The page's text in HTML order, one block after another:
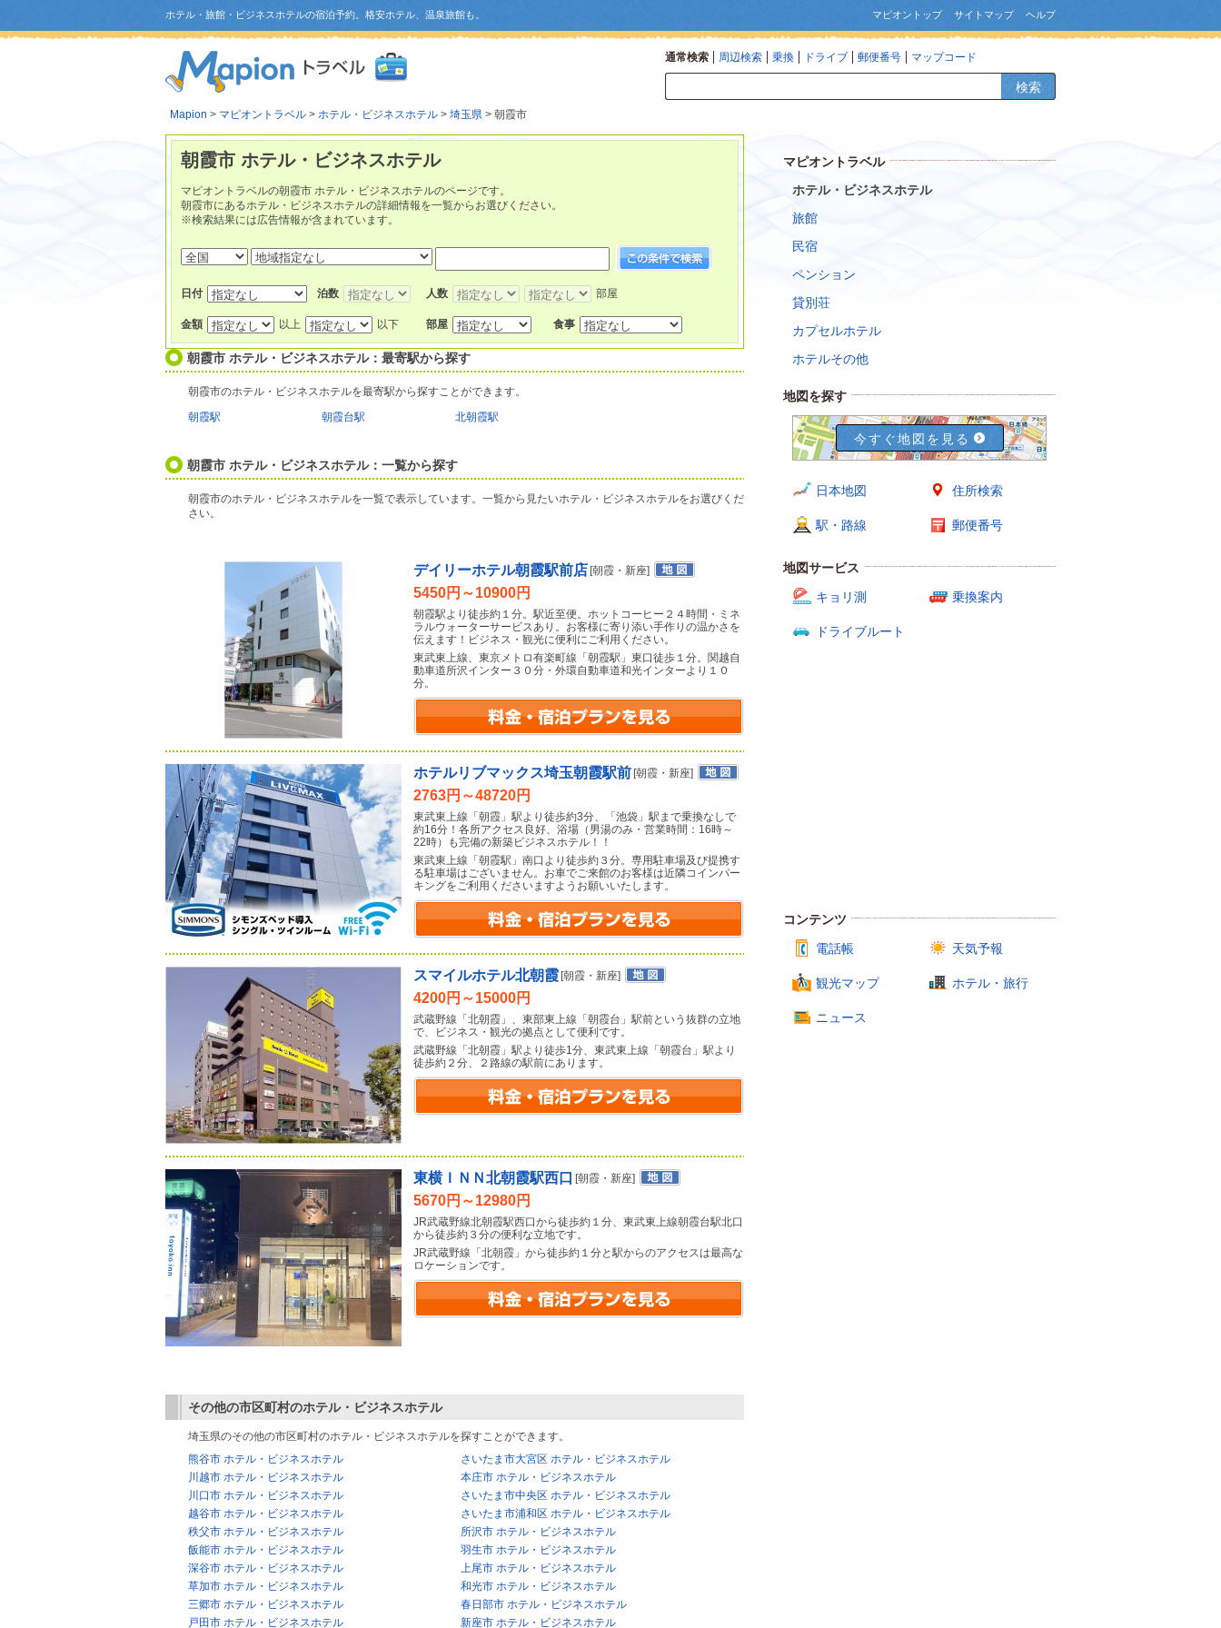
マピオントップ サイトマップ ヘルプ
ホテル・旅館・ビジネスホテルの宿泊予約。格安ホテル、温泉旅館も。
通常検索 周辺検索 乗換 ドライブ 郵便番号 マップコード
検索
Mapion > マピオントラベル > ホテル・ビジネスホテル > 埼玉県 > 朝霞市
朝霞市 ホテル・ビジネスホテル
マピオントラベルの朝霞市 ホテル・ビジネスホテルのページです。
朝霞市にあるホテル・ビジネスホテルの詳細情報を一覧からお選びください。
※検索結果には広告情報が含まれています。
日付 泊数 人数 部屋
金額 以上 以下 部屋 食事
朝霞市 ホテル・ビジネスホテル：最寄駅から探す
朝霞市のホテル・ビジネスホテルを最寄駅から探すことができます。
朝霞駅
朝霞台駅 北朝霞駅
朝霞市 ホテル・ビジネスホテル：一覧から探す
朝霞市のホテル・ビジネスホテルを一覧で表示しています。一覧から見たいホテル・ビジネスホテルをお選びくだ
さい。
デイリーホテル朝霞駅前店 [朝霞・新座]
5450円～10900円
朝霞駅より徒歩約１分。駅近至便。ホットコーヒー２４時間・ミネ
ラルウォーターサービスあり。お客様に寄り添い手作りの温かさを
伝えます！ビジネス・観光に便利にご利用ください。
東武東上線、東京メトロ有楽町線「朝霞駅」東口徒歩１分。関越自
動車道所沢インター３０分・外環自動車道和光インターより１０
分。
ホテルリブマックス埼玉朝霞駅前 [朝霞・新座]
2763円～48720円
東武東上線「朝霞」駅より徒歩約3分、「池袋」駅まで乗換なしで
約16分！各所アクセス良好、浴場（男湯のみ・営業時間：16時～
22時）も完備の新築ビジネスホテル！！
東武東上線「朝霞駅」南口より徒歩約３分。専用駐車場及び提携す
る駐車場はございません。お車でご来館のお客様は近隣コインパー
キングをご利用くださいますようお願いいたします。
スマイルホテル北朝霞 [朝霞・新座]
4200円～15000円
武蔵野線「北朝霞」、東部東上線「朝霞台」駅前という抜群の立地
で、ビジネス・観光の拠点として便利です。
武蔵野線「北朝霞」駅より徒歩1分、東武東上線「朝霞台」駅より
徒歩約２分、２路線の駅前にあります。
東横ＩＮＮ北朝霞駅西口 [朝霞・新座]
5670円～12980円
JR武蔵野線北朝霞駅西口から徒歩約１分、東武東上線朝霞台駅北口
から徒歩約３分の便利な立地です。
JR武蔵野線「北朝霞」から徒歩約１分と駅からのアクセスは最高な
ロケーションです。
その他の市区町村のホテル・ビジネスホテル
埼玉県のその他の市区町村のホテル・ビジネスホテルを探すことができます。
熊谷市 ホテル・ビジネスホテル
さいたま市大宮区 ホテル・ビジネスホテル
川越市 ホテル・ビジネスホテル
本庄市 ホテル・ビジネスホテル
川口市 ホテル・ビジネスホテル
さいたま市中央区 ホテル・ビジネスホテル
越谷市 ホテル・ビジネスホテル
さいたま市浦和区 ホテル・ビジネスホテル
秩父市 ホテル・ビジネスホテル
所沢市 ホテル・ビジネスホテル
飯能市 ホテル・ビジネスホテル
羽生市 ホテル・ビジネスホテル
深谷市 ホテル・ビジネスホテル
上尾市 ホテル・ビジネスホテル
草加市 ホテル・ビジネスホテル
和光市 ホテル・ビジネスホテル
三郷市 ホテル・ビジネスホテル
春日部市 ホテル・ビジネスホテル
戸田市 ホテル・ビジネスホテル
新座市 ホテル・ビジネスホテル
マピオントラベル
ホテル・ビジネスホテル
旅館
民宿
ペンション
貸別荘
カプセルホテル
ホテルその他
地図を探す
今すぐ地図を見る
日本地図 住所検索
駅・路線 郵便番号
地図サービス
キョリ測
乗換案内
ドライブルート
コンテンツ
電話帳
天気予報
観光マップ ホテル・旅行
ニュース